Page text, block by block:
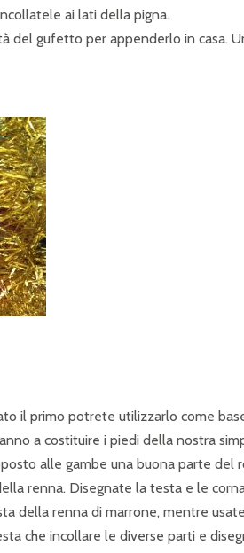
ai lati della pigna.
del gufetto per appenderlo in casa.
il primo potrete utilizzarlo come
a costituire i piedi della nostra
alle gambe una buona parte del
renna. Disegnate la testa e le
della renna di marrone, mentre
che incollare le diverse parti e